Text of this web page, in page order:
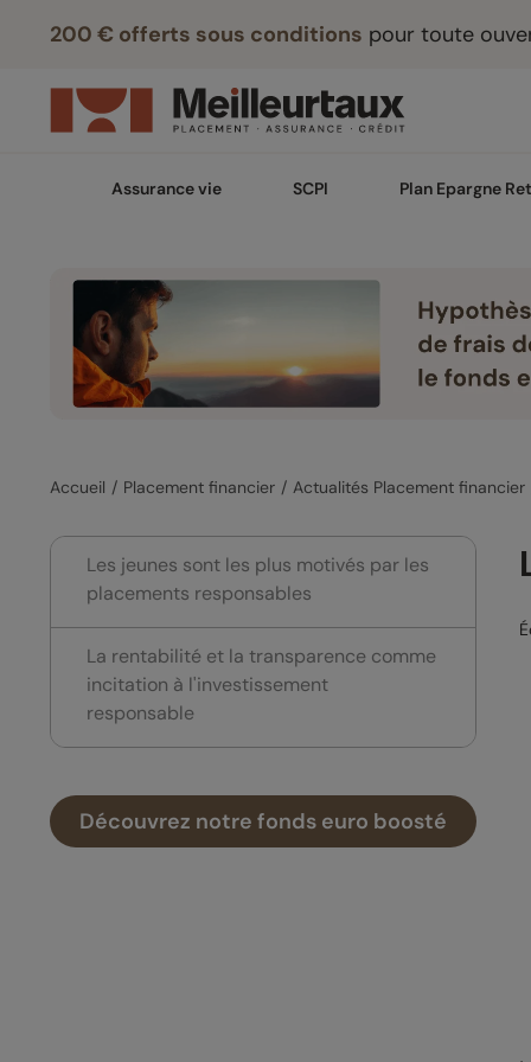
200 € offerts sous conditions pour toute
Assurance vie SCPI Plan Epargne
Accueil Placement financier Actualités Placement financier
Les jeunes sont les plus motivés par les
placements responsables
La rentabilité et la transparence comme
incitation à l'investissement
responsable
Découvrez notre fonds euro boosté